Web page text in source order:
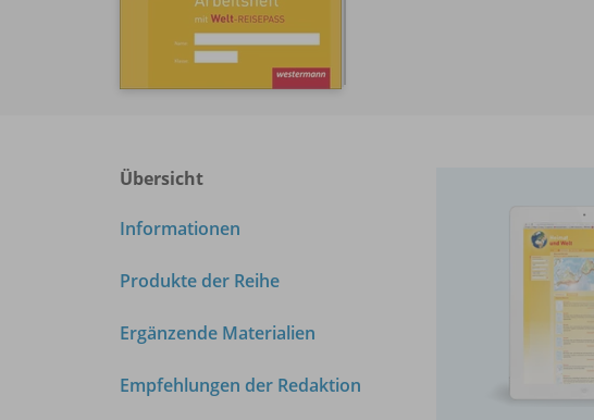
Übersicht
Informationen
Produkte der Reihe
Ergänzende Materialien
Empfehlungen der Redaktion